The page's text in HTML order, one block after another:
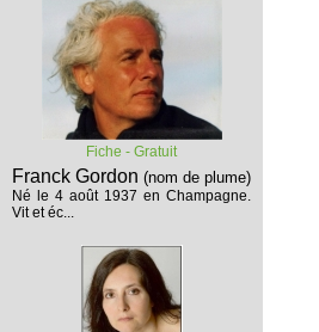
Fiche - Gratuit
Franck Gordon (nom de plume)
Né le 4 août 1937 en Champagne.
Vit et éc...